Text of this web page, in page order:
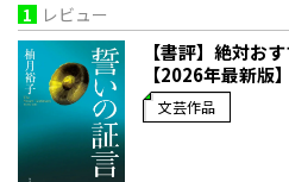
1 レビュー
【書評】絶対お
【2026年最新版
文芸作品